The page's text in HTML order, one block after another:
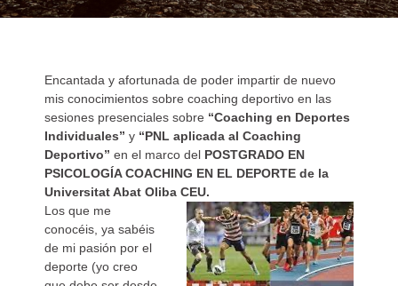
Encantada y afortunada de poder impartir de nuevo
mis conocimientos sobre coaching deportivo en las
sesiones presenciales sobre “Coaching en Deportes
Individuales” y “PNL aplicada al Coaching
Deportivo” en el marco del POSTGRADO EN
PSICOLOGÍA COACHING EN EL DEPORTE de la
Universitat Abat Oliba CEU.
Los que me
conocéis, ya sabéis
de mi pasión por el
deporte (yo creo